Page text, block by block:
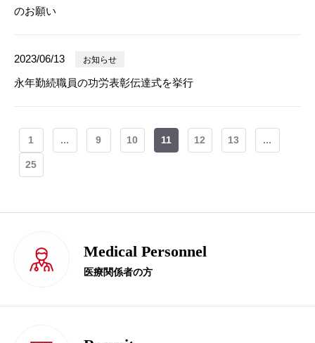
のお願い
2023/06/13 お知らせ
永年勤続職員の功労表彰伝達式を挙行
1 ... 9 10 11 12 13 ...
25
Medical Personnel
医療関係者の方